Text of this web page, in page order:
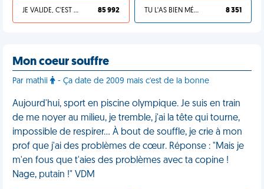
JE VALIDE, C'EST UNE VDM 85 992 TU L'AS BIEN MÉRITÉ 8 351
Mon coeur souffre
Par mathii - Ça date de 2009 mais c'est de la bonne
Aujourd'hui, sport en piscine olympique. Je suis en train
de me noyer au milieu, je tremble, j'ai la tête qui tourne,
impossible de respirer… À bout de souffle, je crie à mon
prof que j'ai des problèmes de cœur. Réponse : "Mais je
m'en fous que t'aies des problèmes avec ta copine !
Nage, putain !" VDM